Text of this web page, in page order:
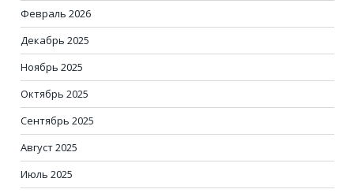
Февраль 2026
Декабрь 2025
Ноябрь 2025
Октябрь 2025
Сентябрь 2025
Август 2025
Июль 2025